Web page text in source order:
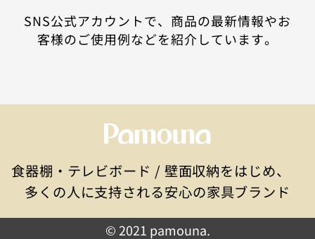
SNS公式アカウントで、商品の最新情報やお
客様のご使用例などを紹介しています。
食器棚・テレビボード / 壁面収納をはじめ、
多くの人に支持される安心の家具ブランド
© 2021 pamouna.